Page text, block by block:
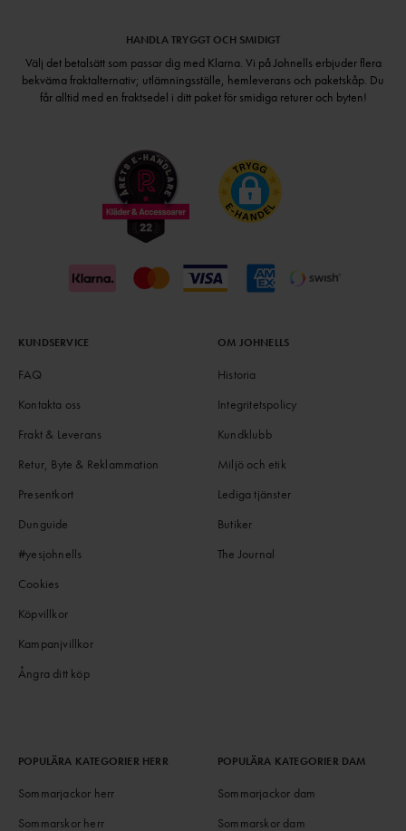
HANDLA TRYGGT OCH SMIDIGT
Välj det betalsätt som passar dig med Klarna. Vi på Johnells erbjuder flera
bekväma fraktalternativ; utlämningsställe, hemleverans och paketskåp. Du
får alltid med en fraktsedel i ditt paket för smidiga returer och byten!
KUNDSERVICE
FAQ
Kontakta oss
Frakt & Leverans
Retur, Byte & Reklammation
Presentkort
Dunguide
#yesjohnells
Cookies
Köpvillkor
Kampanjvillkor
Ångra ditt köp
OM JOHNELLS
Historia
Integritetspolicy
Kundklubb
Miljö och etik
Lediga tjänster
Butiker
The Journal
POPULÄRA KATEGORIER HERR
Sommarjackor herr
Sommarskor herr
POPULÄRA KATEGORIER DAM
Sommarjackor dam
Sommarskor dam